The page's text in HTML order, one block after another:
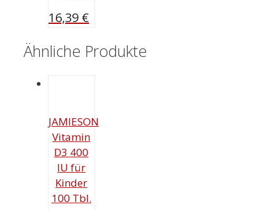
16,39 €
Ähnliche Produkte
JAMIESON
Vitamin
D3 400
IU für
Kinder
100 Tbl.